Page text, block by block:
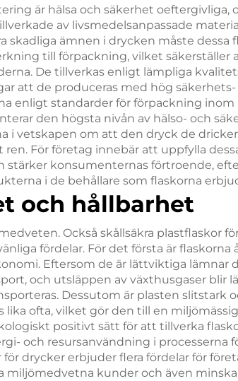
är hälsa och säkerhet oeftergivliga,
av livsmedelsanpassade
skadliga ämnen i drycken måste dessa
till förpackning, vilket säkerställer
De tillverkas enligt lämpliga
att de produceras med hög
enligt standarder för förpackning
den högsta nivån av hälso- och
i vetskapen om att den dryck de
ren. För företag innebär att uppfylla
stärker konsumenternas förtroende,
i de behållare som flaskorna
och hållbarhet
Också skållsäkra plastflaskor
fördelar. För det första är
Eftersom de är lättviktiga lämnar
och utsläppen av växthusgaser blir
Dessutom är plasten slitstark
lika ofta, vilket gör den till en
positivt sätt för att tillverka
och resursanvändning i processerna
för drycker erbjuder flera fördelar för
miljömedvetna kunder och även